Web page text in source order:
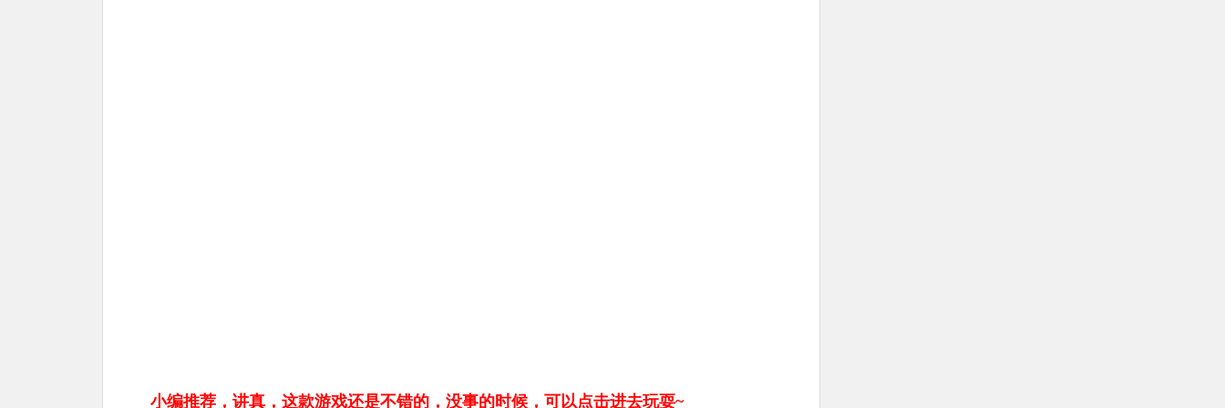
小编推荐，讲真，这款游戏还是不错的，没事的时候，可以点击进去玩耍~